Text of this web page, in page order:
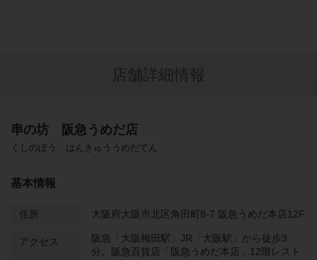
店舗詳細情報
串の坊 阪急うめだ店
くしのぼう はんきゅううめだてん
基本情報
住所 大阪府大阪市北区角田町8-7 阪急うめだ本店12F
アクセス
阪急「大阪梅田駅」JR「大阪駅」から徒歩3
分。阪急百貨店「阪急うめだ本店」12階レスト